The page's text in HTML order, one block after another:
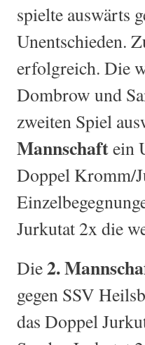
spielte auswärts
Unentschieden.
erfolgreich. Die
Dombrow und
zweiten Spiel
Mannschaftein
Doppel Kromm/
Jurkutat 2x die
Die2.
gegen SSV
das Doppel